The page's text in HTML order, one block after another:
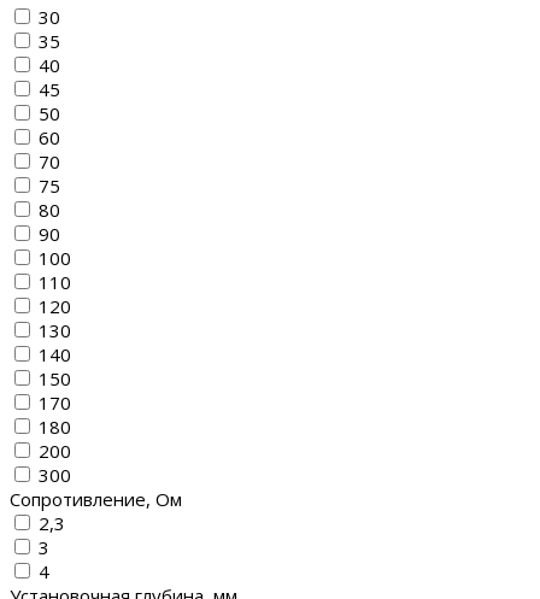
30
35
40
45
50
60
70
75
80
90
100
110
120
130
140
150
170
180
200
300
Сопротивление, Ом
2,3
3
4